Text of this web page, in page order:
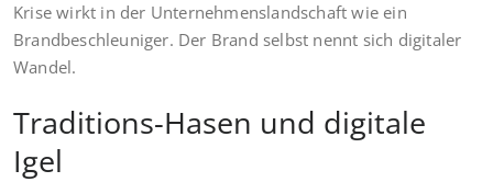
Krise wirkt in der Unternehmenslandschaft wie ein
Brandbeschleuniger. Der Brand selbst nennt sich digitaler
Wandel.
Traditions-Hasen und digitale
Igel